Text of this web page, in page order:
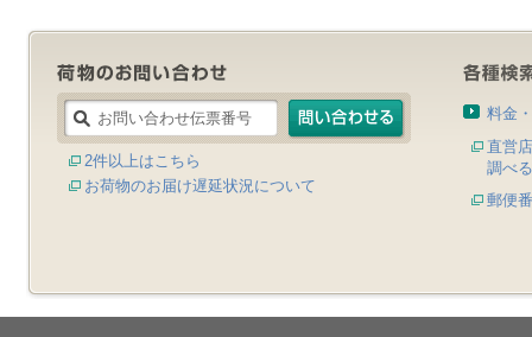
2件以上はこちら
お荷物のお届け遅延状況について
料金
直営
調べる
郵便